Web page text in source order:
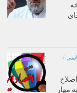
/
مهار